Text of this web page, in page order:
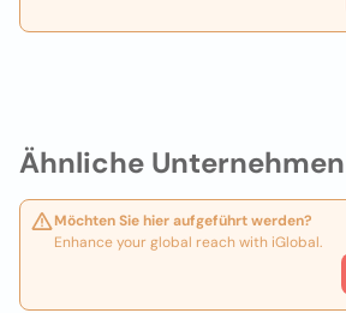
Ähnliche Unternehmen
Möchten Sie hier aufgeführt werden?
Enhance your global reach with iGlobal.